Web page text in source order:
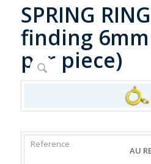
SPRING
finding
per piece)
REFERENCE AU